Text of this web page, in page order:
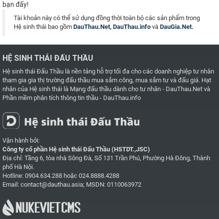
bạn đấy!
Tài khoản này có thể sử dụng đồng thời toàn bộ các sản phẩm trong
Hệ sinh thái bao gồm DauThau.Net, DauThau.info và DauGia.Net.
HỆ SINH THÁI ĐẤU THẦU
Hệ sinh thái Đấu Thầu là nền tảng hỗ trợ tối đa cho các doanh nghiệp tư nhân
tham gia gia thị trường đấu thầu mua sắm công, mua sắm tư và đấu giá. Hạt
nhân của Hệ sinh thái là Mạng đấu thầu dành cho tư nhân - DauThau.Net và
Phần mềm phân tích thông tin thầu - DauThau.info
Vận hành bởi:
Công ty cổ phần Hệ sinh thái Đấu Thầu (HSTDT.,JSC)
Địa chỉ: Tầng 6, tòa nhà Sông Đà, Số 131 Trần Phú, Phường Hà Đông, Thành
phố Hà Nội.
Hotline: 0904.634.288 hoặc 024.8888.4288
Email: contact@dauthau.asia; MSDN: 0110063972